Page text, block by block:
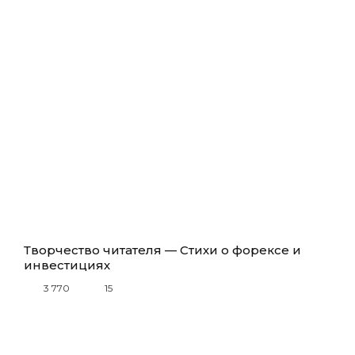
Творчество читателя — Стихи о форексе и
инвестициях
3 770 15